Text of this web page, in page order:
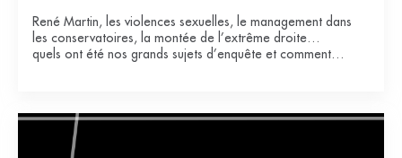
René Martin, les violences sexuelles, le management dans
les conservatoires, la montée de l’extrême droite…
quels ont été nos grands sujets d’enquête et comment